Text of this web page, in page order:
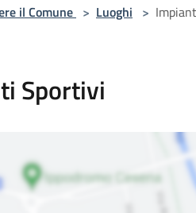
il Comune > Luoghi >
Sportivi